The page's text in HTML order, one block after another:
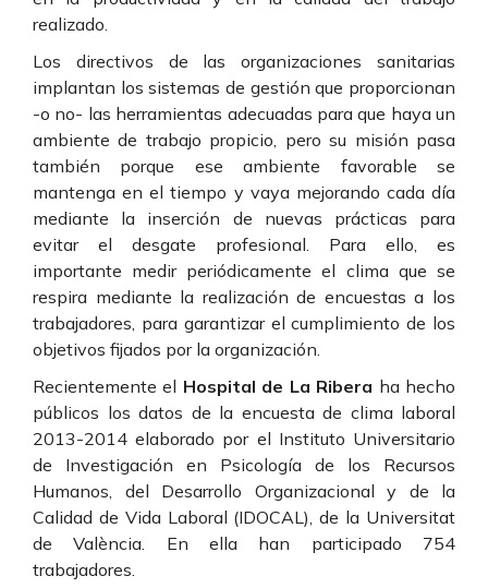
realizado.
Los directivos de las organizaciones sanitarias
implantan los sistemas de gestión que proporcionan
-o no- las herramientas adecuadas para que haya un
ambiente de trabajo propicio, pero su misión pasa
también porque ese ambiente favorable se
mantenga en el tiempo y vaya mejorando cada día
mediante la inserción de nuevas prácticas para
evitar el desgate profesional. Para ello, es
importante medir periódicamente el clima que se
respira mediante la realización de encuestas a los
trabajadores, para garantizar el cumplimiento de los
objetivos fijados por la organización.
Recientemente el Hospital de La Ribera ha hecho
públicos los datos de la encuesta de clima laboral
2013-2014 elaborado por el Instituto Universitario
de Investigación en Psicología de los Recursos
Humanos, del Desarrollo Organizacional y de la
Calidad de Vida Laboral (IDOCAL), de la Universitat
de València. En ella han participado 754
trabajadores.